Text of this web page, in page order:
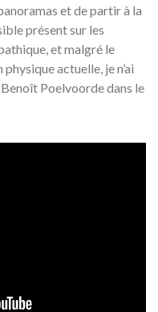
et de partir à la
présent sur les
et malgré le
actuelle, je n’ai
Poelvoorde dans le